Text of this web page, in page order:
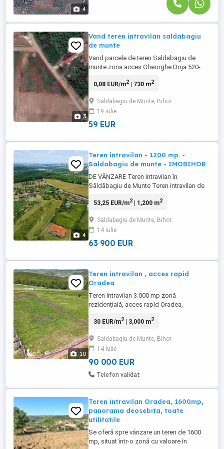
4
3
Vand teren intravilan saldabagiu
de munte
Vand parcele de teren Saldabagiu de
munte zona acces Gheorghe Doja 520-
curent canalizare,gazPret 59 euro mp.
0,08 EUR/m2| 730 m2
Saldabagiu de Munte, Bihor
19 iulie
59 EUR
4
Teren intravilan - 1200 mp. -
Saldabagiu de munte - IMOBIHOR
DE VÂNZARE Teren intravilan în
Săldăbagiu de Munte Teren intravilan de
suprafață de 1.200 mp și un front stradal
zonă rezidențială aflată în dezvoltare, cu
acces facil și un număr tot mai mare de
locuințe noi. Dimensiunile ...
53,25 EUR/m2| 1,200 m2
Saldabagiu de Munte, Bihor
14 iulie
63 900 EUR
10
Teren intravilan , acces rapid
Oradea
Teren intravilan 3.000 mp zonă
rezidențială, acces rapid Oradea,
branșament electric trifazic existent pe
sau investiție. Acte la zi, fără sarcini,
disponibil pentru construcție imediată. De
vânzare teren intravilan ...
30 EUR/m2| 3,000 m2
Saldabagiu de Munte, Bihor
14 iulie
90 000 EUR
Telefon validat
Teren intravilan Oradea, 1600mp,
panorama deosebita, toate
utilitatile
Se oferă spre vânzare un teren de 1600
mp, situat într-o zonă cu valoare în